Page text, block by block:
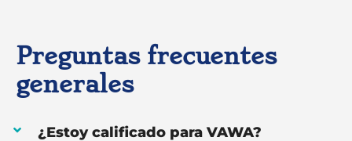
Preguntas frecuentes
generales
¿Estoy calificado para VAWA?